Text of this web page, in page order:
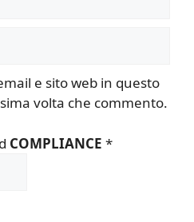
e sito web in questo
volta che commento.
COMPLIANCE *